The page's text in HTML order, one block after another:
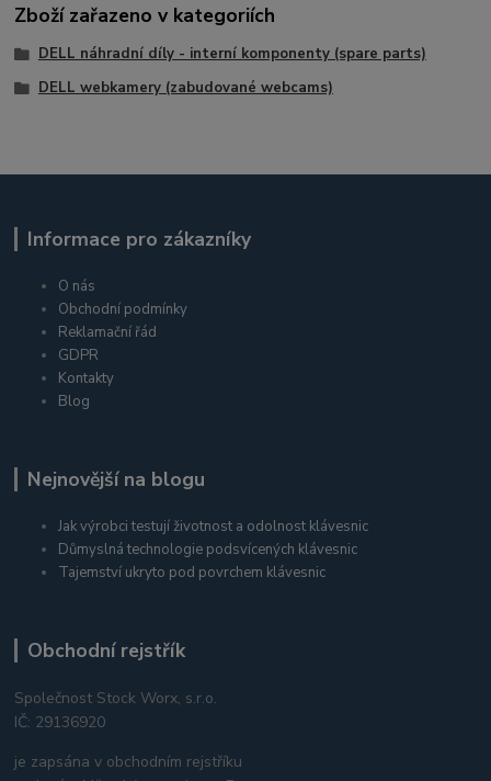
Zboží zařazeno v kategoriích
DELL náhradní díly - interní komponenty (spare parts)
DELL webkamery (zabudované webcams)
Informace pro zákazníky
O nás
Obchodní podmínky
Reklamační řád
GDPR
Kontakty
Blog
Nejnovější na blogu
Jak výrobci testují životnost a odolnost klávesnic
Důmyslná technologie podsvícených klávesnic
Tajemství ukryto pod povrchem klávesnic
Obchodní rejstřík
Společnost Stock Worx, s.r.o.
IČ: 29136920
je zapsána v obchodním rejstříku